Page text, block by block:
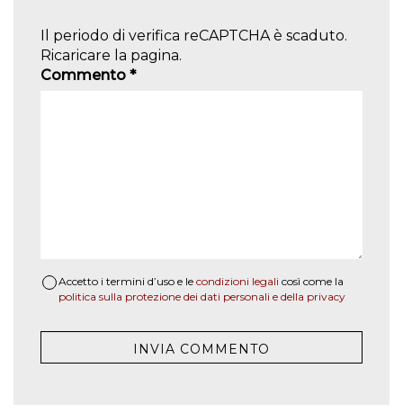
Il periodo di verifica reCAPTCHA è scaduto.
Ricaricare la pagina.
Commento *
Accetto i termini d’uso e le condizioni legali così come la
politica sulla protezione dei dati personali e della privacy